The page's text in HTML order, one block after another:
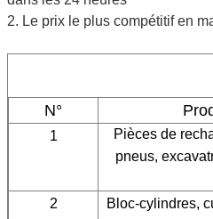
2. Le prix le plus compétitif en
N°
1
Pièces de
pneus,
2
Bloc-cylindres,